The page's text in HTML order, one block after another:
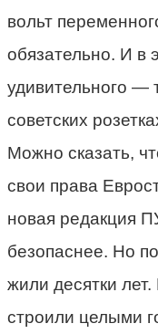
вольт
обязательно. И в
удивительного —
советских
Можно сказать,
свои права
новая редакция
безопаснее. Но
жили десятки
строили целыми